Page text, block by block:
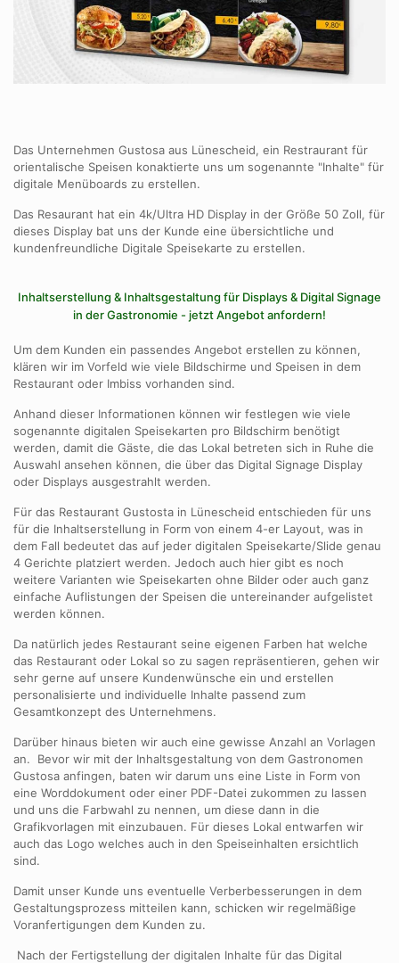
Das Unternehmen Gustosa aus Lünescheid, ein Restraurant für
orientalische Speisen konaktierte uns um sogenannte "Inhalte" für
digitale Menüboards zu erstellen.
Das Resaurant hat ein 4k/Ultra HD Display in der Größe 50 Zoll, für
dieses Display bat uns der Kunde eine übersichtliche und
kundenfreundliche Digitale Speisekarte zu erstellen.
Inhaltserstellung & Inhaltsgestaltung für Displays & Digital Signage
in der Gastronomie - jetzt Angebot anfordern!
Um dem Kunden ein passendes Angebot erstellen zu können,
klären wir im Vorfeld wie viele Bildschirme und Speisen in dem
Restaurant oder Imbiss vorhanden sind.
Anhand dieser Informationen können wir festlegen wie viele
sogenannte digitalen Speisekarten pro Bildschirm benötigt
werden, damit die Gäste, die das Lokal betreten sich in Ruhe die
Auswahl ansehen können, die über das Digital Signage Display
oder Displays ausgestrahlt werden.
Für das Restaurant Gustosta in Lünescheid entschieden für uns
für die Inhaltserstellung in Form von einem 4-er Layout, was in
dem Fall bedeutet das auf jeder digitalen Speisekarte/Slide genau
4 Gerichte platziert werden. Jedoch auch hier gibt es noch
weitere Varianten wie Speisekarten ohne Bilder oder auch ganz
einfache Auflistungen der Speisen die untereinander aufgelistet
werden können.
Da natürlich jedes Restaurant seine eigenen Farben hat welche
das Restaurant oder Lokal so zu sagen repräsentieren, gehen wir
sehr gerne auf unsere Kundenwünsche ein und erstellen
personalisierte und individuelle Inhalte passend zum
Gesamtkonzept des Unternehmens.
Darüber hinaus bieten wir auch eine gewisse Anzahl an Vorlagen
an. Bevor wir mit der Inhaltsgestaltung von dem Gastronomen
Gustosa anfingen, baten wir darum uns eine Liste in Form von
eine Worddokument oder einer PDF-Datei zukommen zu lassen
und uns die Farbwahl zu nennen, um diese dann in die
Grafikvorlagen mit einzubauen. Für dieses Lokal entwarfen wir
auch das Logo welches auch in den Speiseinhalten ersichtlich
sind.
Damit unser Kunde uns eventuelle Verberbesserungen in dem
Gestaltungsprozess mitteilen kann, schicken wir regelmäßige
Voranfertigungen dem Kunden zu.
Nach der Fertigstellung der digitalen Inhalte für das Digital